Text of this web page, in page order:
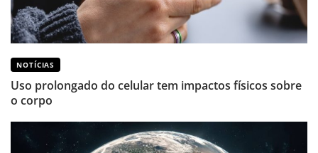
NOTÍCIAS
Uso prolongado do celular tem impactos físicos sobre
o corpo